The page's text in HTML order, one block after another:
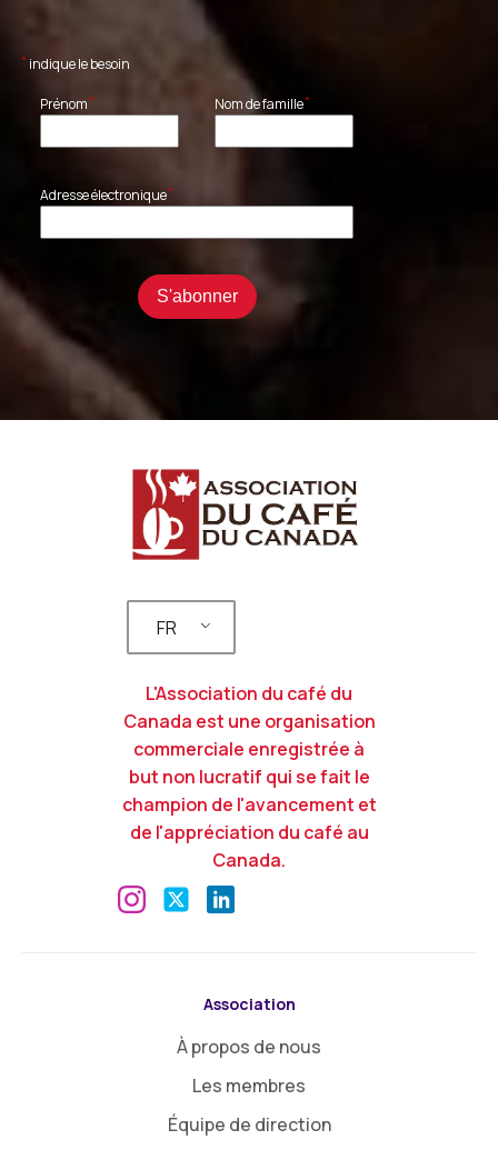
* indique le besoin
Prénom * Nom de famille*
Adresse électronique*
FR
L'Association du café du
Canada est une organisation
commerciale enregistrée à
but non lucratif qui se fait le
champion de l'avancement et
de l'appréciation du café au
Canada.
Association
À propos de nous
Les membres
Équipe de direction